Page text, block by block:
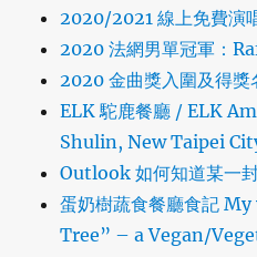
2020/2021 線上免費演
2020 法網男單冠軍：
2020 金曲獎入圍及得獎
ELK 駝鹿餐廳 / ELK
Shulin, New Taipei
Outlook 如何知道某一
蛋奶樹蔬食餐廳食記
Tree” – a Vegan/